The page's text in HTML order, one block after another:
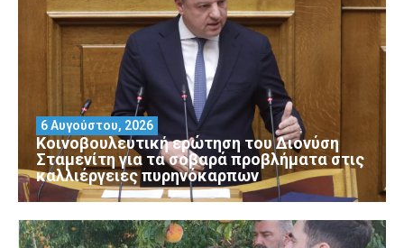
Κοινοβουλευτική ερώτηση του Διονύση
Σταμενίτη για τα σοβαρά προβλήματα στις
καλλιέργειες πυρηνόκαρπων
6 Αυγούστου, 2026